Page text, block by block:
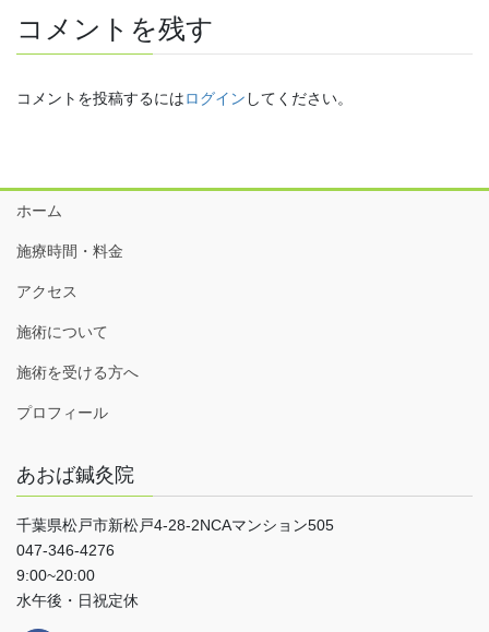
コメントを残す
コメントを投稿するにはログイン してください。
ホーム
施療時間・料金
アクセス
施術について
施術を受ける方へ
プロフィール
あおば鍼灸院
千葉県松戸市新松戸4-28-2NCAマンション505
047-346-4276
9:00~20:00
水午後・日祝定休